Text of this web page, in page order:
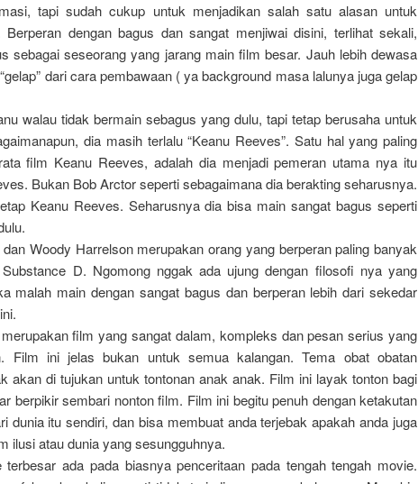
tapi sudah cukup untuk menjadikan salah satu alasan untuk
dengan bagus dan sangat menjiwai disini, terlihat sekali,
sebagai seseorang yang jarang main film besar. Jauh lebih dewasa
dari cara pembawaan ( ya background masa lalunya juga gelap
walau tidak bermain sebagus yang dulu, tapi tetap berusaha untuk
dia masih terlalu “Keanu Reeves”. Satu hal yang paling
film Keanu Reeves, adalah dia menjadi pemeran utama nya itu
Bukan Bob Arctor seperti sebagaimana dia berakting seharusnya.
Keanu Reeves. Seharusnya dia bisa main sangat bagus seperti
Woody Harrelson merupakan orang yang berperan paling banyak
D. Ngomong nggak ada ujung dengan filosofi nya yang
malah main dengan sangat bagus dan berperan lebih dari sekedar
film yang sangat dalam, kompleks dan pesan serius yang
Film ini jelas bukan untuk semua kalangan. Tema obat obatan
akan di tujukan untuk tontonan anak anak. Film ini layak tonton bagi
berpikir sembari nonton film. Film ini begitu penuh dengan ketakutan
dunia itu sendiri, dan bisa membuat anda terjebak apakah anda juga
ilusi atau dunia yang sesungguhnya.
terbesar ada pada biasnya penceritaan pada tengah tengah movie.